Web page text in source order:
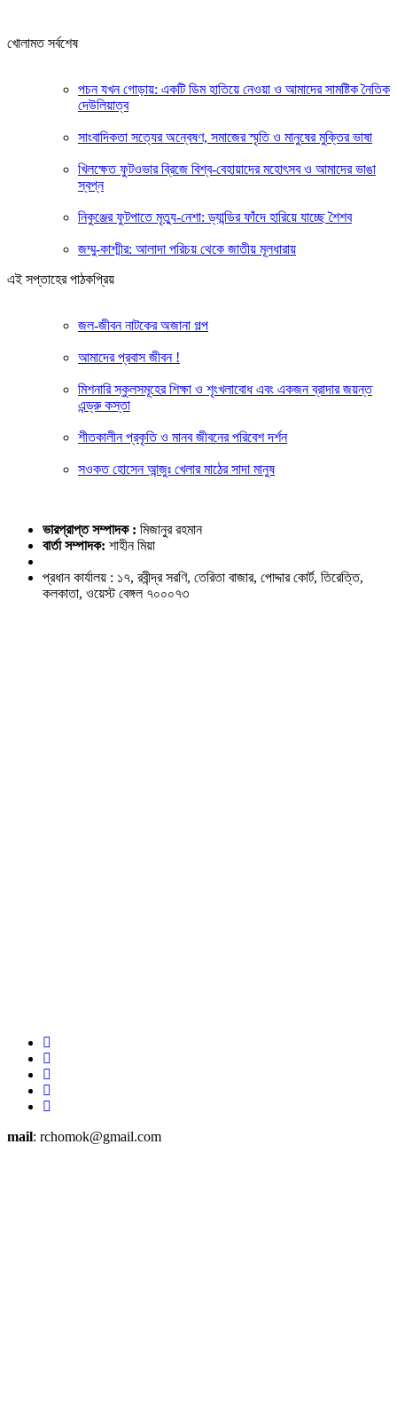
খোলামত সর্বশেষ
পচন যখন গোড়ায়: একটি ডিম হাতিয়ে নেওয়া ও আমাদের সামষ্টিক নৈতিক
দেউলিয়াত্ব
সাংবাদিকতা সত্যের অন্বেষণ, সমাজের স্মৃতি ও মানুষের মুক্তির ভাষা
খিলক্ষেত ফুটওভার ব্রিজে বিশ্ব-বেহায়াদের মহোৎসব ও আমাদের ভাঙা
স্বপ্ন
নিকুঞ্জের ফুটপাতে মৃত্যু-নেশা: ড্যান্ডির ফাঁদে হারিয়ে যাচ্ছে শৈশব
জম্মু-কাশ্মীর: আলাদা পরিচয় থেকে জাতীয় মূলধারায়
এই সপ্তাহের পাঠকপ্রিয়
জল-জীবন নাটকের অজানা গল্প
আমাদের প্রবাস জীবন !
মিশনারি স্কুলসমূহের শিক্ষা ও শৃংখলাবোধ এবং একজন ব্রাদার জয়ন্ত
এন্ড্রু কস্তা
শীতকালীন প্রকৃতি ও মানব জীবনের পরিবেশ দর্শন
সওকত হোসেন আন্জুঃ খেলার মাঠের সাদা মানুষ
ভারপ্রাপ্ত সম্পাদক : মিজানুর রহমান
বার্তা সম্পাদক: শাহীন মিয়া
প্রধান কার্যালয় : ১৭, রবীন্দ্র সরণি, তেরিতা বাজার, পোদ্দার কোর্ট, তিরেত্তি,
কলকাতা, ওয়েস্ট বেঙ্গল ৭০০০৭৩
mail: rchomok@gmail.com